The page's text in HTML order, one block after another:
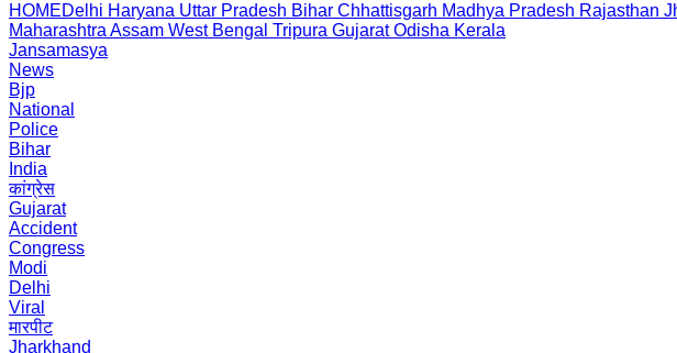
HOMEDelhi Haryana Uttar Pradesh Bihar Chhattisgarh Madhya Pradesh Rajasthan
Maharashtra Assam West Bengal Tripura Gujarat Odisha Kerala
Jansamasya
News
Bjp
National
Police
Bihar
India
कांग्रेस
Gujarat
Accident
Congress
Modi
Delhi
Viral
मारपीट
Jharkhand